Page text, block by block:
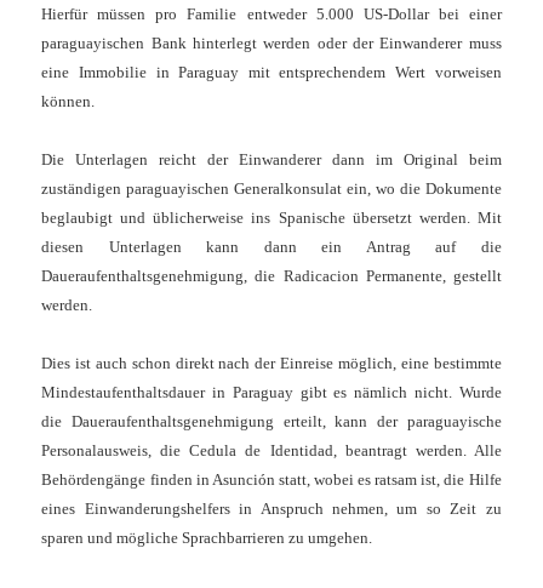
Hierfür müssen pro Familie entweder 5.000 US-Dollar bei einer
paraguayischen Bank hinterlegt werden oder der Einwanderer muss
eine Immobilie in Paraguay mit entsprechendem Wert vorweisen
können.
Die Unterlagen reicht der Einwanderer dann im Original beim
zuständigen paraguayischen Generalkonsulat ein, wo die Dokumente
beglaubigt und üblicherweise ins Spanische übersetzt werden. Mit
diesen Unterlagen kann dann ein Antrag auf die
Daueraufenthaltsgenehmigung, die Radicacion Permanente, gestellt
werden.
Dies ist auch schon direkt nach der Einreise möglich, eine bestimmte
Mindestaufenthaltsdauer in Paraguay gibt es nämlich nicht. Wurde
die Daueraufenthaltsgenehmigung erteilt, kann der paraguayische
Personalausweis, die Cedula de Identidad, beantragt werden. Alle
Behördengänge finden in Asunción statt, wobei es ratsam ist, die Hilfe
eines Einwanderungshelfers in Anspruch nehmen, um so Zeit zu
sparen und mögliche Sprachbarrieren zu umgehen.